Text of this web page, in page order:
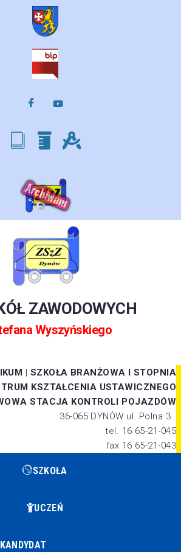
ZAWODOWYCH
Wyszyńskiego
| SZKOŁA BRANŻOWA I STOPNIA
KSZTAŁCENIA USTAWICZNEGO
STACJA KONTROLI POJAZDÓW
36-065 DYNÓW ul. Polna 3
tel. 16 65-21-045
fax 16 65-21-043
SZKOŁA
UCZEŃ
KANDYDAT